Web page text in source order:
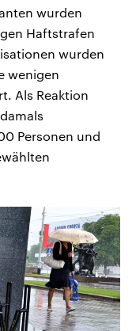
wurden
Haftstrafen
wurden
wenigen
Als Reaktion
Personen und